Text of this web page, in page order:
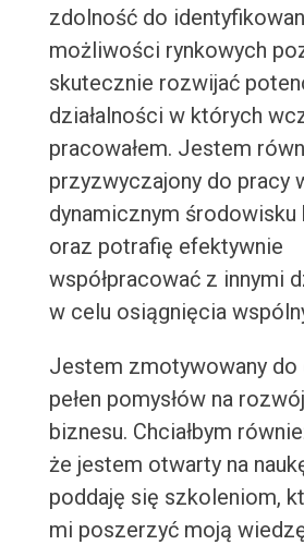
zdolność do
możliwości rynkowych
skutecznie rozwijać
działalności w których
pracowałem. Jestem
przyzwyczajony do pracy
dynamicznym środowisku
oraz potrafię efektywnie
współpracować z innymi
w celu osiągnięcia
Jestem zmotywowany do
pełen pomysłów na
biznesu. Chciałbym
że jestem otwarty na
poddaję się szkoleniom,
mi poszerzyć moją